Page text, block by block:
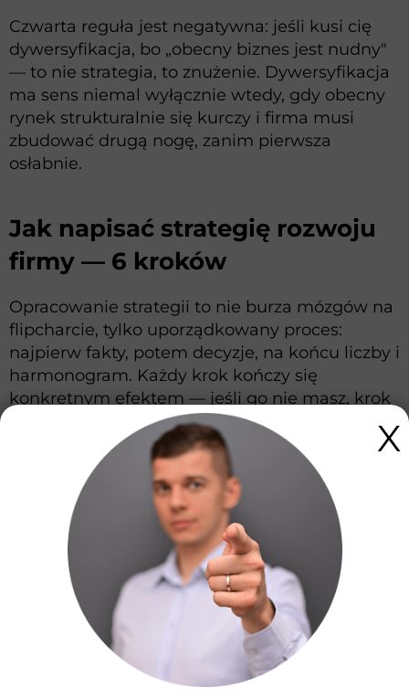
Czwarta reguła jest negatywna: jeśli kusi cię
dywersyfikacja, bo „obecny biznes jest nudny"
— to nie strategia, to znużenie. Dywersyfikacja
ma sens niemal wyłącznie wtedy, gdy obecny
rynek strukturalnie się kurczy i firma musi
zbudować drugą nogę, zanim pierwsza
osłabnie.
Jak napisać strategię rozwoju
firmy — 6 kroków
Opracowanie strategii to nie burza mózgów na
flipcharcie, tylko uporządkowany proces:
najpierw fakty, potem decyzje, na końcu liczby i
harmonogram. Każdy krok kończy się
konkretnym efektem — jeśli go nie masz, krok
nie jest skończony, niezależnie od liczby
odbytych spotkań.
6 KROKÓW OPRACOWANIA STRATEGII —
KAŻDY Z MIERZALNYM EFEKTEM
Diagnoza punktu wyjścia
X